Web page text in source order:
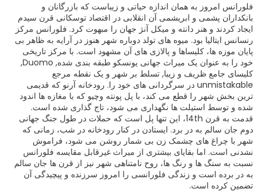
فلورانس امروز به همان اندازه حیاتی و زیباست که بازرگانان و
بانکداران پشمی و ابریشمی آن انقلابی در اقتصاد توسکانی قرن سیدم
ایجاد کردند و هنر دانته و میکل آنژ جهان را مبهوت کرد. فلورانس مرکز
رنسانس ایتالیا بود. میوه های تولد دوباره شهر هنوز در آرایه به ظاهر بی
پایان موزه ها، کلیساها و پالازی های آن مشهود است. با مرکز تاریخی
خود را به عنوان یک میراث جهانی یونسکو طبقه بندی شده, Duomo,
کلیسای جامع ظریف و زیبا, تسلط بر شهر و یک نقطه مرجع
unmistakable در سرگردانی های خود را. رودخانه آرنو که قدیمی
ترین بخش شهر را قطع می کند، با پل پونته وچیو که با مغازه ها اندود
شده و توسط استیلت ها نگهداری می شود، تاج گذاری شده است.
قدمت به قرن 14th، این تنها پل است که حملات در طول جنگ جهانی
دوم جان سالم به در برد. ایستادن در کنار رودخانه در شب، زمانی که
شهر با چراغ های چشمک زن بی شمار روشن می شود، فراموش
نشدنی است. اما بقایای بیشتری از میراث غیرقابل مقایسه فلورانس
نسبت به سنگ ها و رنگ ها، روح نامتناهی شهر نیز از قرن ها جان سالم
به در برده است و زندگی فلورانسی را امروز سرزنده و پیچیدگی آن
تضمین کرده است.